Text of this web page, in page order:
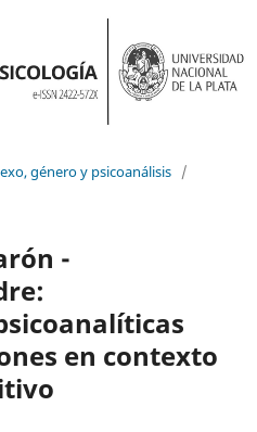
género y psicoanálisis /
-
en contexto